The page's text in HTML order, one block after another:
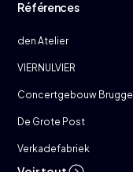
Références
den Atelier
VIERNULVIER
Concertgebouw Brugge
De Grote Post
Verkadefabriek